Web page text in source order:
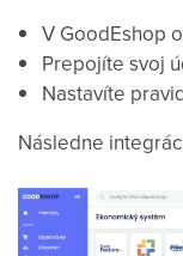
V GoodEshop
Prepojíte svoj
Nastavíte
Následne